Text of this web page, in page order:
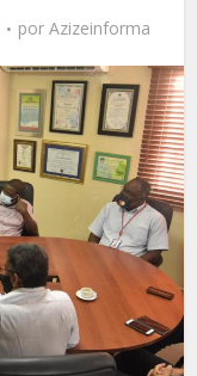
por Azizeinforma